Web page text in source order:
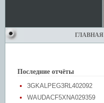
ГЛАВНАЯ
Последние отчёты
3GKALPEG3RL402092
WAUDACF5XNA029359